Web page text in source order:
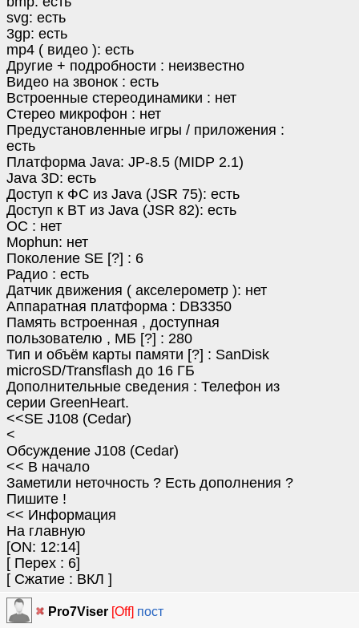
svg: есть
3gp: есть
mp4 ( видео ): есть
Другие + подробности : неизвестно
Видео на звонок : есть
Встроенные стереодинамики : нет
Стерео микрофон : нет
Предустановленные игры / приложения :
есть
Платформа Java: JP-8.5 (MIDP 2.1)
Java 3D: есть
Доступ к ФС из Java (JSR 75): есть
Доступ к BT из Java (JSR 82): есть
ОС : нет
Mophun: нет
Поколение SE [?] : 6
Радио : есть
Датчик движения ( акселерометр ): нет
Аппаратная платформа : DB3350
Память встроенная , доступная
пользователю , MБ [?] : 280
Тип и объём карты памяти [?] : SanDisk
microSD/Transflash до 16 ГБ
Дополнительные сведения : Телефон из
серии GreenHeart.
<<SE J108 (Cedar)
<
Обсуждение J108 (Cedar)
<< В начало
Заметили неточность ? Есть дополнения ?
Пишите !
<< Информация
На главную
[ON: 12:14]
[ Перех : 6]
[ Сжатие : ВКЛ ]
Pro7Viser [Off] пост